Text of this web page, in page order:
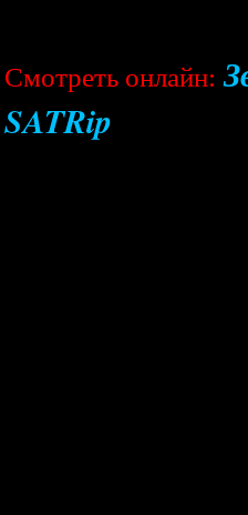
Cмотреть онлайн:
SATRip